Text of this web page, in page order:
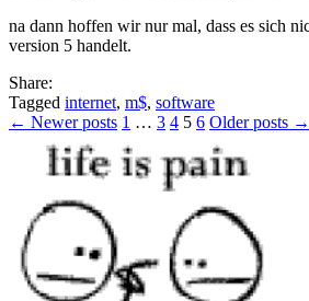
na dann hoffen wir nur mal, dass es sich
version 5 handelt.
Share:
Tagged internet, m$, software
Posts
pagination
← Newer posts 1 … 3 4 5 6 Older posts →